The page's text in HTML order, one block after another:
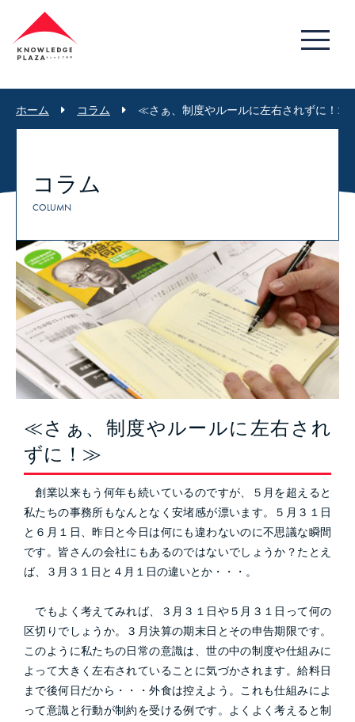
ホーム コラム ≪さぁ、制度やルールに左右されずに！≫
コラム
COLUMN
≪さぁ、制度やルールに左右され
ずに！≫
創業以来もう何年も続いているのですが、５月を超えると
私たちの事務所もなんとなく安堵感が漂います。５月３１日
と６月１日、昨日と今日は何にも違わないのに不思議な瞬間
です。皆さんの会社にもあるのではないでしょうか？たとえ
ば、３月３１日と４月１日の違いとか・・・。
でもよく考えてみれば、３月３１日や５月３１日って何の
区切りでしょうか。３月決算の期末日とその申告期限です。
このように私たちの日常の意識は、世の中の制度や仕組みに
よって大きく左右されていることに気づかされます。給料日
まで後何日だから・・・外食は控えよう。これも仕組みによ
って意識と行動が制約を受ける例です。よくよく考えると制